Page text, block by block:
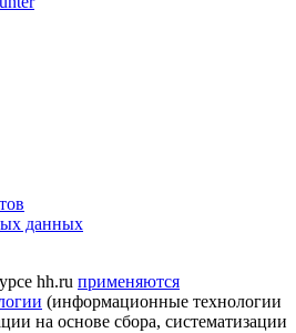
данных
hh.ru применяются
(информационные технологии
на основе сбора, систематизации